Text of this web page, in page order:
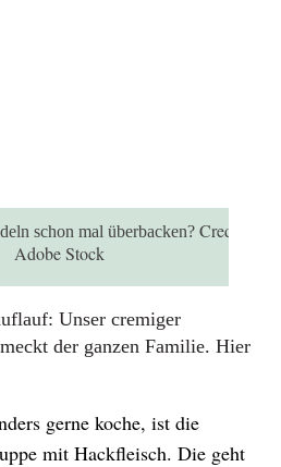
schon mal überbacken? Credit:
Adobe Stock
Unser cremiger
der ganzen Familie. Hier
gerne koche, ist die
mit Hackfleisch. Die geht